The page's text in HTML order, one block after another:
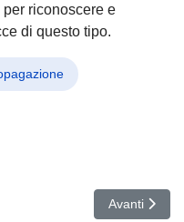
riconoscere e
di questo tipo.
Vulnerabilità Zero-
Articolo
Avanti